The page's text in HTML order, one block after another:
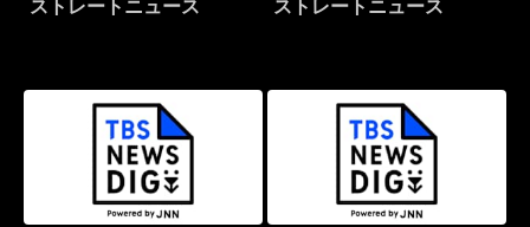
ストレートニュース ストレートニュース